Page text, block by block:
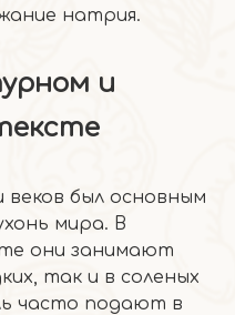
натрия.
и
был основным
мира. В
они занимают
так и в соленых
часто подают в